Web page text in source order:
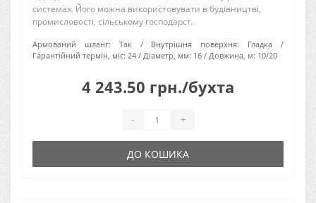
системах. Його можна використовувати в будівництві,
промисловості, сільському господарст..
Армований шланг: Так Внутрішня поверхня:
Гладка
Гарантійний термін, міс: 24 Діаметр, мм: 16 Довжина, м: 10/20
4 243.50 грн./бухта
- +
ДО КОШИКА